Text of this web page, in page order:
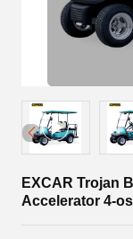
EXCAR Trojan
Accelerator 4-